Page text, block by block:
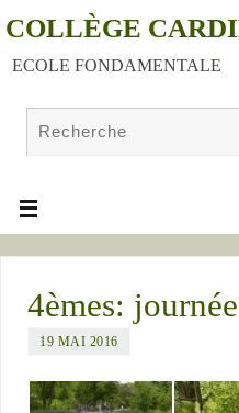
COLLÈGE
ECOLE FONDAMENTALE
4èmes:
19 MAI 2016